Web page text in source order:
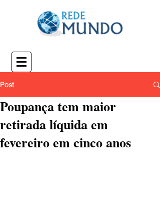
Post
Poupança tem maior
retirada líquida em
fevereiro em cinco anos